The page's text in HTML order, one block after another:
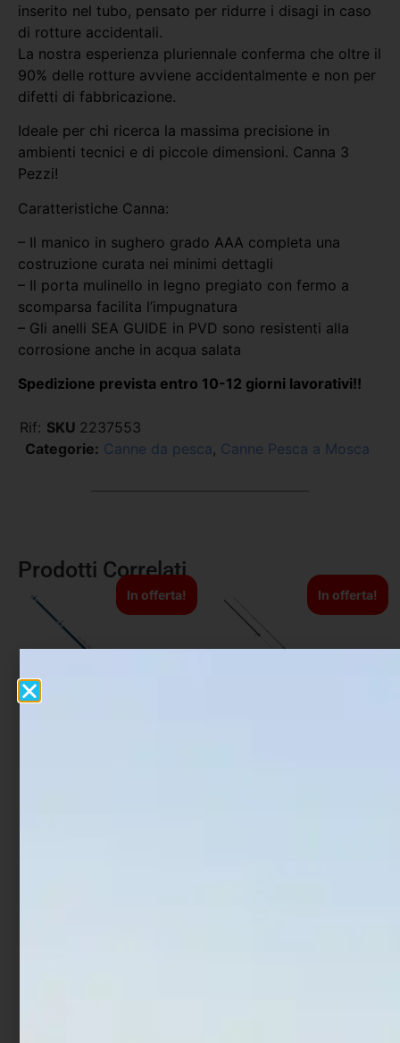
inserito nel tubo, pensato per ridurre i disagi in caso
di rotture accidentali.
La nostra esperienza pluriennale conferma che oltre il
90% delle rotture avviene accidentalmente e non per
difetti di fabbricazione.
Ideale per chi ricerca la massima precisione in
ambienti tecnici e di piccole dimensioni. Canna 3
Pezzi!
Caratteristiche Canna:
– Il manico in sughero grado AAA completa una
costruzione curata nei minimi dettagli
– Il porta mulinello in legno pregiato con fermo a
scomparsa facilita l’impugnatura
– Gli anelli SEA GUIDE in PVD sono resistenti alla
corrosione anche in acqua salata
Spedizione prevista entro 10-12 giorni lavorativi!!
Rif: SKU 2237553
Categorie: Canne da pesca, Canne Pesca a Mosca
Prodotti Correlati
In offerta! In offerta!